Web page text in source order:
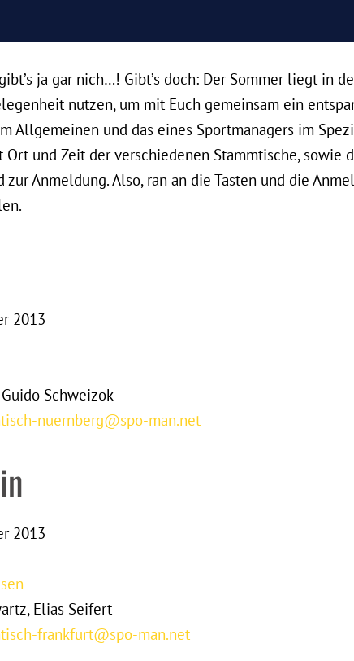
ja gar nich…! Gibt’s doch: Der Sommer liegt in
nutzen, um mit Euch gemeinsam ein
Allgemeinen und das eines Sportmanagers im
und Zeit der verschiedenen Stammtische, sowie
Anmeldung. Also, ran an die Tasten und die
2013
Schweizok
nuernberg@spo-man.net
2013
Elias Seifert
frankfurt@spo-man.net